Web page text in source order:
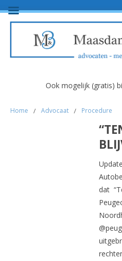
Ook mogelijk (gratis)
Home / Advocaat / Procedure
dat